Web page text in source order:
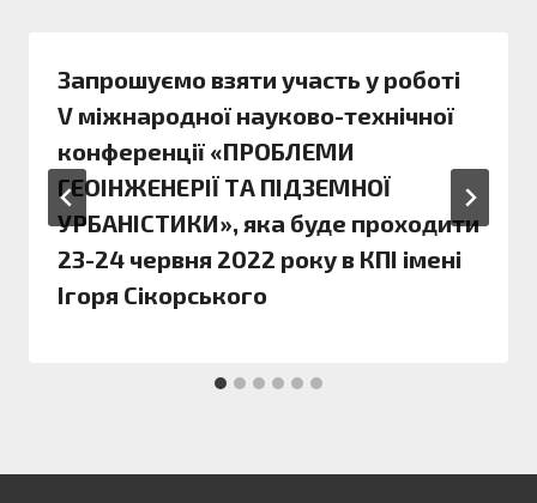
Запрошуємо взяти участь у роботі
V міжнародної науково-технічної
конференції «ПРОБЛЕМИ
ГЕОІНЖЕНЕРІЇ ТА ПІДЗЕМНОЇ
УРБАНІСТИКИ», яка буде проходити
23-24 червня 2022 року в КПІ імені
Ігоря Сікорського